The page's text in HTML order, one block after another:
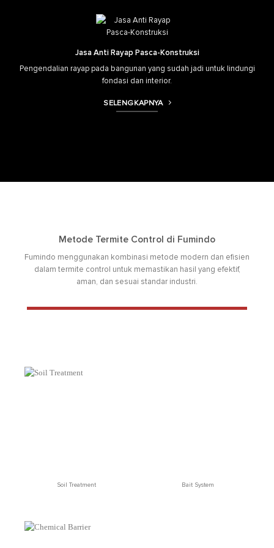
Jasa Anti Rayap Pasca-Konstruksi
Pengendalian rayap pada bangunan yang sudah jadi untuk lindungi
fondasi dan interior.
SELENGKAPNYA
Metode Termite Control di Fumindo
Fumindo menggunakan kombinasi metode modern dan efisien
dalam termite control untuk memastikan hasil yang efektif,
aman, dan sesuai standar industri.
Soil Treatment Bait System